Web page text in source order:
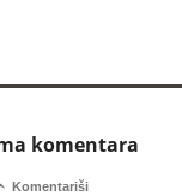
komentara
Komentariši